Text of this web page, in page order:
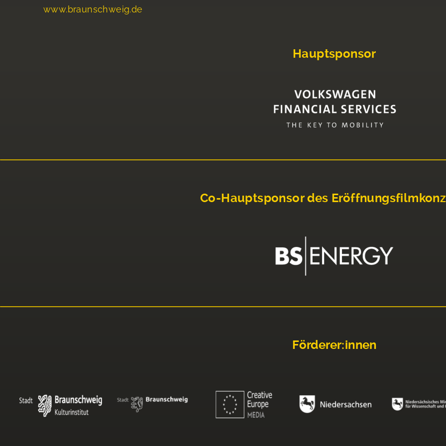
www.braunschweig.de
Hauptsponsor
Co-Hauptsponsor des
Förderer:innen